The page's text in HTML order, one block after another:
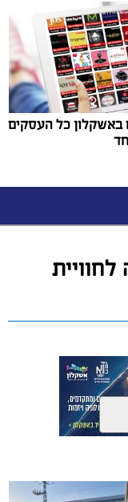
באשקלון כל העסקים
לחוויית
ישיר על איכות